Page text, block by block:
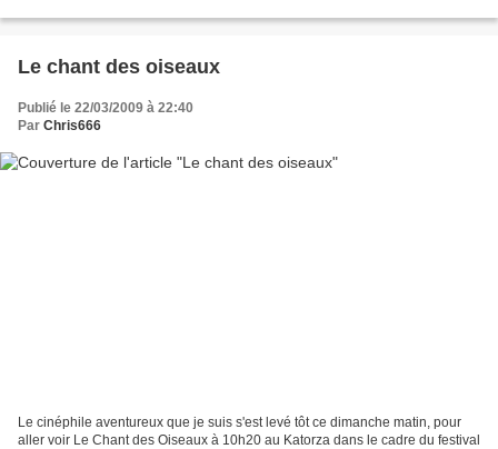
Le chant des oiseaux
Publié le 22/03/2009 à 22:40
Par Chris666
Le cinéphile aventureux que je suis s'est levé tôt ce dimanche matin, pour
aller voir Le Chant des Oiseaux à 10h20 au Katorza dans le cadre du festival